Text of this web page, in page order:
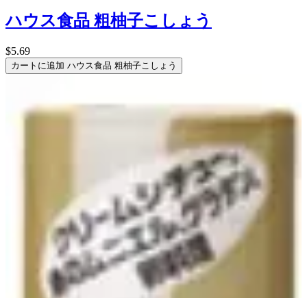
ハウス食品 粗柚子こしょう
$5.69
カートに追加 ハウス食品 粗柚子こしょう